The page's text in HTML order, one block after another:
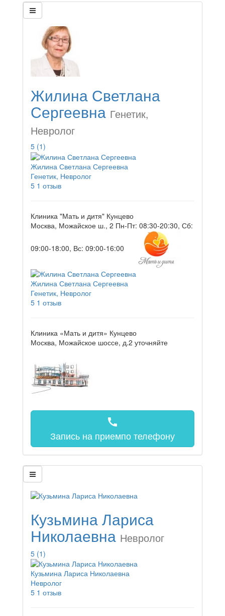
Жилина Светлана
Сергеевна Генетик,
Невролог
5 (1)
Жилина Светлана Сергеевна
Генетик, Невролог
5 1 отзыв
Клиника "Мать и дитя" Кунцево
Москва, Можайское ш., 2 Пн-Пт: 08:30-20:30, Сб:
09:00-18:00, Вс: 09:00-16:00
Жилина Светлана Сергеевна
Генетик, Невролог
5 1 отзыв
Клиника «Мать и дитя» Кунцево
Москва, Можайское шоссе, д.2 уточняйте
call
Запись на приемпо телефону
Кузьмина Лариса
Николаевна Невролог
5 (1)
Кузьмина Лариса Николаевна
Невролог
5 1 отзыв